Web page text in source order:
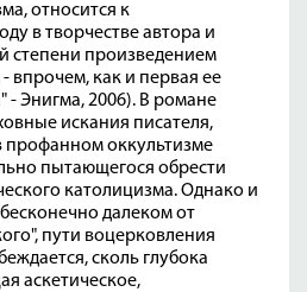
относится к
в творчестве автора и
степени произведением
впрочем, как и первая ее
- Энигма, 2006). В романе
искания писателя,
профанном оккультизме
пытающегося обрести
католицизма. Однако и
далеком от
пути воцерковления
сколь глубока
аскетическое,